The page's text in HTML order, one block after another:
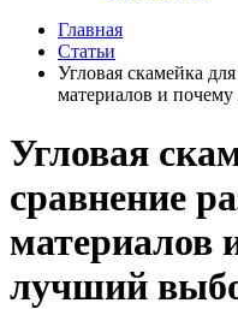
Главная
Статьи
Угловая скамейка
материалов и
Угловая
сравнение
материалов
лучший